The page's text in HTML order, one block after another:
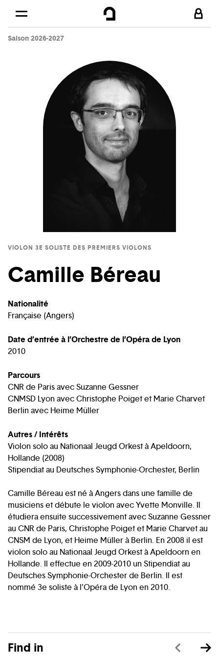
Skip to
Saison 2026-2027
VIOLON 3E SOLISTE DES PREMIERS VIOLONS
Camille Béreau
Nationalité
Française (Angers)
Date d’entrée à l’Orchestre de l’Opéra de Lyon
2010
Parcours
CNR de Paris avec Suzanne Gessner
CNMSD Lyon avec Christophe Poiget et Marie Charvet
Berlin avec Heime Müller
Autres / Intérêts
Violon solo au Nationaal Jeugd Orkest à Apeldoorn,
Hollande (2008)
Stipendiat au Deutsches Symphonie-Orchester, Berlin
Camille Béreau est né à Angers dans une famille de
musiciens et débute le violon avec Yvette Monville. Il
étudiera ensuite successivement avec Suzanne Gessner
au CNR de Paris, Christophe Poiget et Marie Charvet au
CNSM de Lyon, et Heime Müller à Berlin. En 2008 il est
violon solo au Nationaal Jeugd Orkest à Apeldoorn en
Hollande. Il effectue en 2009-2010 un Stipendiat au
Deutsches Symphonie-Orchester de Berlin. Il est
nommé 3e soliste à l’Opéra de Lyon en 2010.
Find in